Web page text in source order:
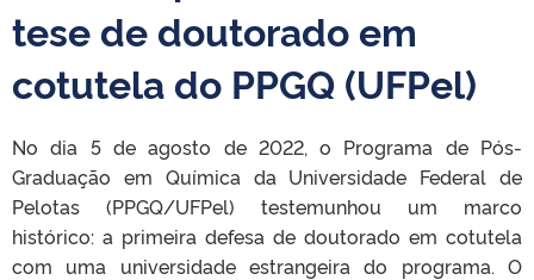
tese de doutorado em
cotutela do PPGQ (UFPel)
No dia 5 de agosto de 2022, o Programa de Pós-
Graduação em Química da Universidade Federal de
Pelotas (PPGQ/UFPel) testemunhou um marco
histórico: a primeira defesa de doutorado em cotutela
com uma universidade estrangeira do programa. O